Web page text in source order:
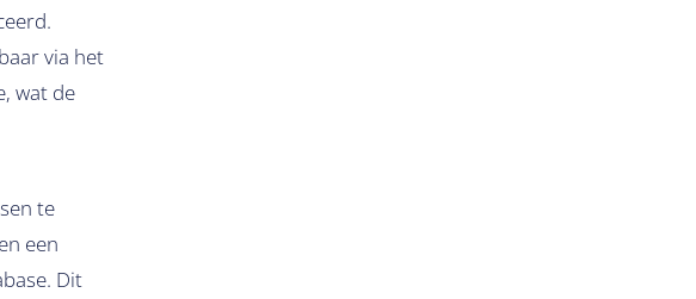
via het
wat de
te
een
Dit